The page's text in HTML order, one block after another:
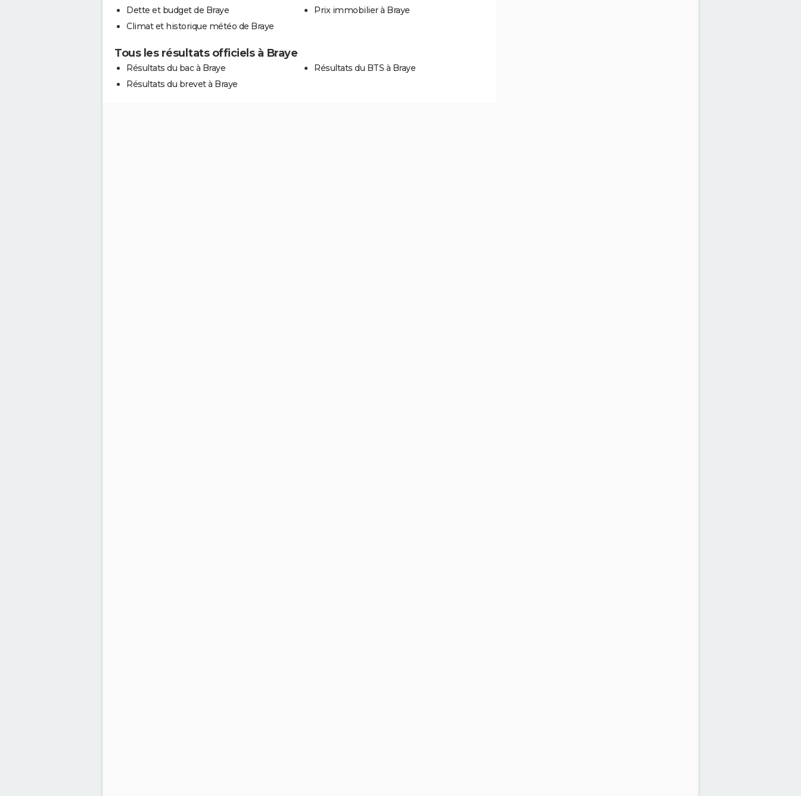
Dette et budget de Braye
Climat et historique météo de Braye
Prix immobilier à Braye
Tous les résultats officiels à Braye
Résultats du bac à Braye
Résultats du brevet à Braye
Résultats du BTS à Braye